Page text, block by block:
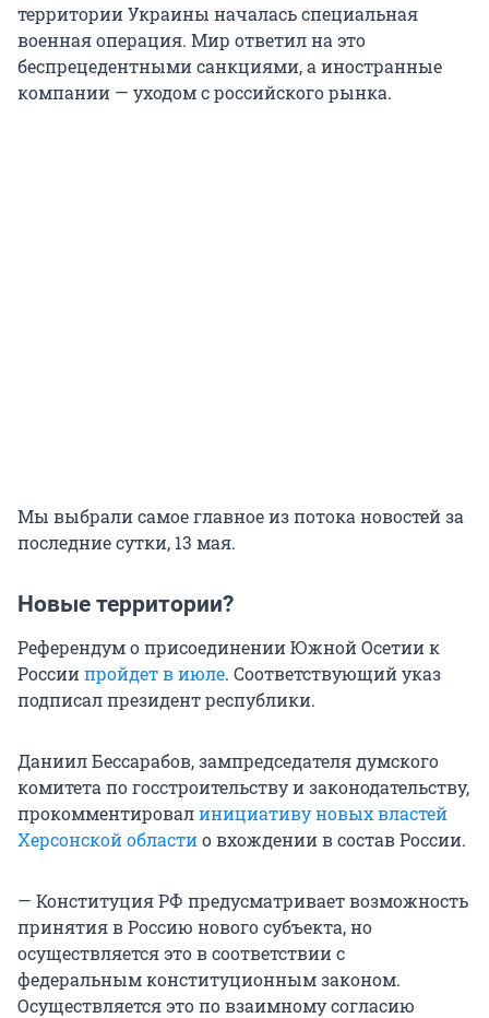
территории Украины началась специальная
военная операция. Мир ответил на это
беспрецедентными санкциями, а иностранные
компании — уходом с российского рынка.
Мы выбрали самое главное из потока новостей за
последние сутки, 13 мая.
Новые территории?
Референдум о присоединении Южной Осетии к
Россиипройдет в июле. Соответствующий указ
подписал президент республики.
Даниил Бессарабов, зампредседателя думского
комитета по госстроительству и законодательству,
прокомментировалинициативу новых властей
Херсонской областио вхождении в состав России.
— Конституция РФ предусматривает возможность
принятия в Россию нового субъекта, но
осуществляется это в соответствии с
федеральным конституционным законом.
Осуществляется это по взаимному согласию